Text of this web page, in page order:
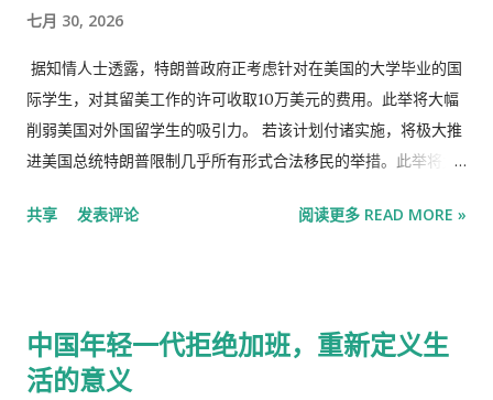
表示 。“这是一个积极的信号，表明支撑市场韧性的正是内在
AI连续轰炸的5月，DeepSeek一跃成名。起因是他们发布的一款
名为DeepSeek V2的开源模型，提供了一种史无前例的性价比：
推理成本被降到每百万token仅 1块钱，约等于Llama3 70B的七
分之一，GPT-4 Turbo的七十分之一。 In May, which was
bombarded by AI, Deepseek became famous. The reason is
V2, which provides an unprecedented cost-effectiveness:
七月 30, 2026
据知情人士透露，特朗普政府正考虑针对在美国的大学毕业的国
际学生，对其留美工作的许可收取10万美元的费用。此举将大幅
削弱美国对外国留学生的吸引力。 若该计划付诸实施，将极大推
进美国总统特朗普限制几乎所有形式合法移民的举措。此举将尤
一。此外，硅谷和华尔街的顶尖公司也将受到冲击，这些公司大
根据可获得的最新数据，2024年约有41.9万名外国人通过OPT项
目在美国工作。 此举在本质上是为了实现该政府最初通过对外国
共享 发表评论 阅读更多 READ MORE »
中国年轻一代拒绝加班，重新定义生
活的意义